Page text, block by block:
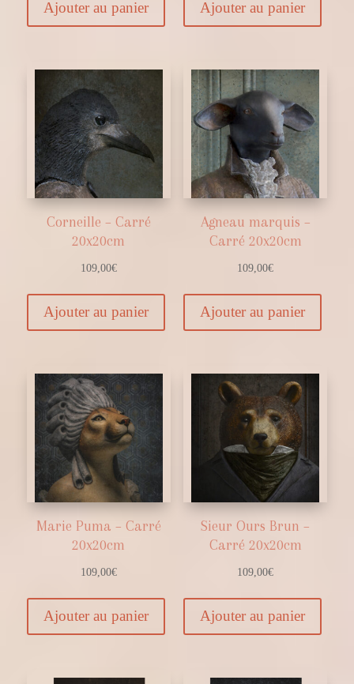
Ajouter au panier Ajouter au panier
Corneille – Carré
20x20cm
109,00€
Ajouter au panier
Agneau marquis –
Carré 20x20cm
109,00€
Ajouter au panier
Marie Puma – Carré
20x20cm
109,00€
Ajouter au panier
Sieur Ours Brun –
Carré 20x20cm
109,00€
Ajouter au panier